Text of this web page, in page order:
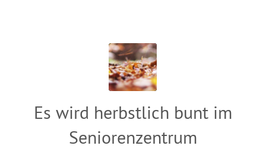
Es wird herbstlich bunt im
Seniorenzentrum